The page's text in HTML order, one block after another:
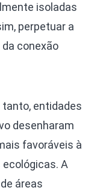
isoladas
perpetuar a
conexão
tanto, entidades
desenharam
favoráveis à
A
áreas